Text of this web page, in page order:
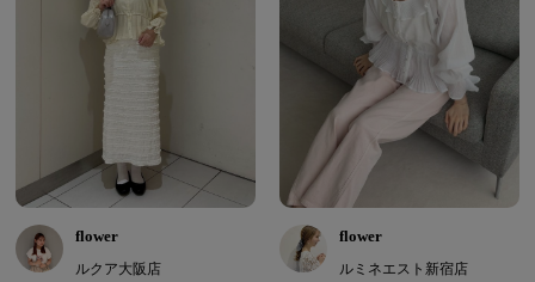
flower
ルクア大阪店
flower
ルミネエスト新宿店